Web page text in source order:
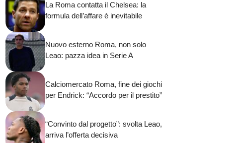
La Roma contatta il Chelsea: la
formula dell’affare è inevitabile
Nuovo esterno Roma, non solo
Leao: pazza idea in Serie A
Calciomercato Roma, fine dei giochi
per Endrick: “Accordo per il prestito”
“Convinto dal progetto”: svolta Leao,
arriva l’offerta decisiva